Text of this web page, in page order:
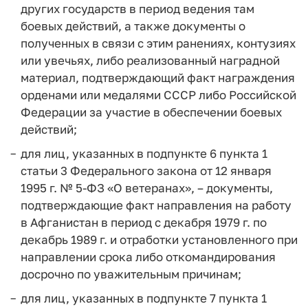
других государств в период ведения там
боевых действий, а также документы о
полученных в связи с этим ранениях, контузиях
или увечьях, либо реализованный наградной
материал, подтверждающий факт награждения
орденами или медалями СССР либо Российской
Федерации за участие в обеспечении боевых
действий;
для лиц, указанных в подпункте 6 пункта 1
статьи 3 Федерального закона от 12 января
1995 г. № 5-ФЗ «О ветеранах», – документы,
подтверждающие факт направления на работу
в Афганистан в период с декабря 1979 г. по
декабрь 1989 г. и отработки установленного при
направлении срока либо откомандирования
досрочно по уважительным причинам;
для лиц, указанных в подпункте 7 пункта 1